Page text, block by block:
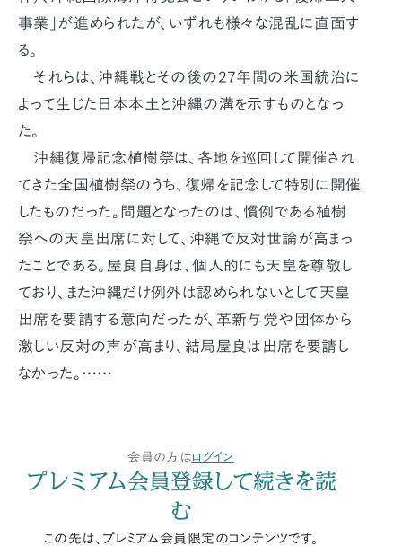
事業」が進められたが、いずれも様々な混乱に直面す
る。
それらは、沖縄戦とその後の27年間の米国統治に
よって生じた日本本土と沖縄の溝を示すものとなっ
た。
沖縄復帰記念植樹祭は、各地を巡回して開催され
てきた全国植樹祭のうち、復帰を記念して特別に開催
したものだった。問題となったのは、慣例である植樹
祭への天皇出席に対して、沖縄で反対世論が高まっ
たことである。屋良自身は、個人的にも天皇を尊敬し
ており、また沖縄だけ例外は認められないとして天皇
出席を要請する意向だったが、革新与党や団体から
激しい反対の声が高まり、結局屋良は出席を要請し
なかった。……
会員の方はログイン
プレミアム会員登録して続きを読
む
この先は、プレミアム会員限定のコンテンツです。